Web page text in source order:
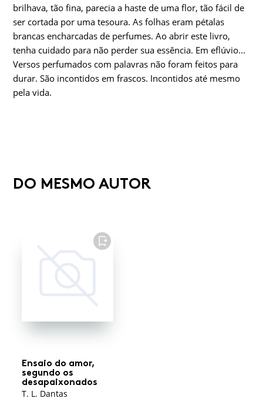
brilhava, tão fina, parecia a haste de uma flor, tão fácil de
ser cortada por uma tesoura. As folhas eram pétalas
brancas encharcadas de perfumes. Ao abrir este livro,
tenha cuidado para não perder sua essência. Em eflúvio...
Versos perfumados com palavras não foram feitos para
durar. São incontidos em frascos. Incontidos até mesmo
pela vida.
DO MESMO AUTOR
FAVORITO
Ensaio do amor,
segundo os
desapaixonados
T. L. Dantas